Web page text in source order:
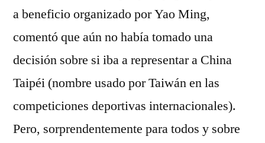
a beneficio organizado por Yao Ming,
comentó que aún no había tomado una
decisión sobre si iba a representar a China
Taipéi (nombre usado por Taiwán en las
competiciones deportivas internacionales).
Pero, sorprendentemente para todos y sobre